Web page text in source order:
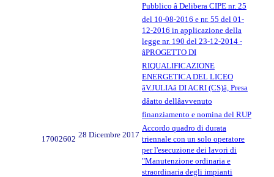
Pubblico â Delibera CIPE nr. 25
del 10-08-2016 e nr. 55 del 01-
12-2016 in applicazione della
legge nr. 190 del 23-12-2014 -
âPROGETTO DI
RIQUALIFICAZIONE
ENERGETICA DEL LICEO
âV.JULIAâ DI ACRI (CS)â, Presa
dâatto dellâavvenuto
finanziamento e nomina del RUP
17002602 28 Dicembre 2017
Accordo quadro di durata
triennale con un solo operatore
per l'esecuzione dei lavori di
"Manutenzione ordinaria e
straordinaria degli impianti